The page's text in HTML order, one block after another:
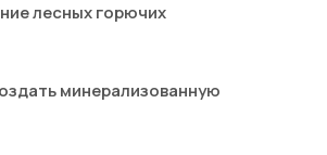
лесных горючих
минерализованную